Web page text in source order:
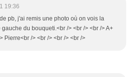
19:36
pb, j'ai remis une photo où on vois la
du bouqueti.<br /> <br /> <br /> A+
Pierre<br /> <br /> <br /> <br />